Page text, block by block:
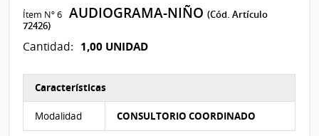
Ítem Nº 6 AUDIOGRAMA-NIÑO(Cód. Artículo
72426)
Cantidad: 1,00 UNIDAD
Características
Modalidad CONSULTORIO COORDINADO